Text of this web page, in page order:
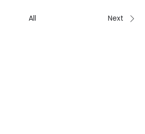
All Next